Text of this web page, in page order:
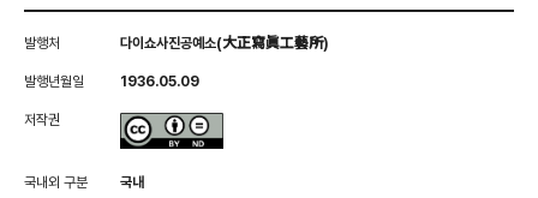
발행처 다이쇼사진공예소(大正寫眞工藝所)
발행년월일 1936.05.09
저작권
국내외 구분 국내